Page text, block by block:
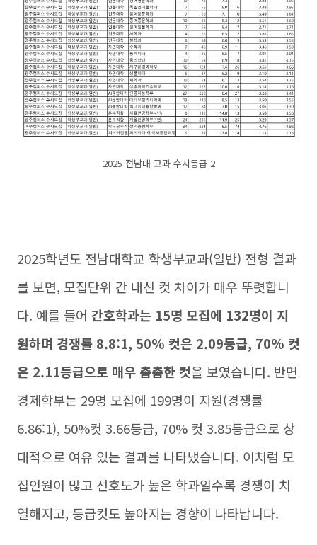
2025 전남대 교과 수시등급 2
2025학년도 전남대학교 학생부교과(일반) 전형 결과
를 보면, 모집단위 간 내신 컷 차이가 매우 뚜렷합니
다. 예를 들어 간호학과는 15명 모집에 132명이 지
원하며 경쟁률 8.8:1, 50% 컷은 2.09등급, 70% 컷
은 2.11등급으로 매우 촘촘한 컷을 보였습니다. 반면
경제학부는 29명 모집에 199명이 지원(경쟁률
6.86:1), 50%컷 3.66등급, 70% 컷 3.85등급으로 상
대적으로 여유 있는 결과를 나타냈습니다. 이처럼 모
집인원이 많고 선호도가 높은 학과일수록 경쟁이 치
열해지고, 등급컷도 높아지는 경향이 나타납니다.